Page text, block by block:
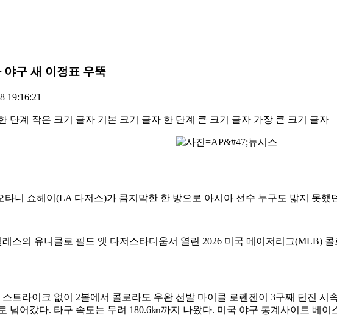
구 새 이정표 우뚝
19:16:21
단계 작은 크기 글자 기본 크기 글자 한 단계 큰 크기 글자 가장 큰 크기 글자
니 쇼헤이(LA 다저스)가 큼지막한 한 방으로 아시아 선수 누구도 밟지 못했
스의 유니클로 필드 앳 다저스타디움서 열린 2026 미국 메이저리그(MLB)
트라이크 없이 2볼에서 콜로라도 우완 선발 마이클 로렌젠이 3구째 던진 시
넘어갔다. 타구 속도는 무려 180.6㎞까지 나왔다. 미국 야구 통계사이트 베